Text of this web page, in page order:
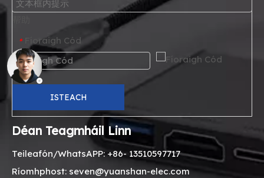
*
Fíoraigh Cód
ISTEACH
Déan Teagmháil Linn
Teileafón/WhatsAPP: +86- 13510597717
Ríomhphost: seven@yuanshan-elec.com